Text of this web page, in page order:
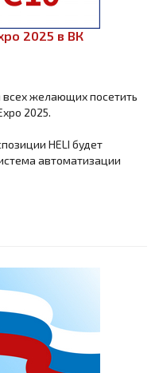
2025 в ВК
всех желающих посетить
2025.
HELI будет
автоматизации